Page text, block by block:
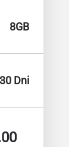
8GB
30 Dni